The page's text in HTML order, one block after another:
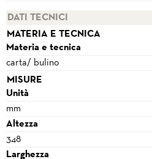
DATI TECNICI
MATERIA E TECNICA
Materia e tecnica
carta/ bulino
MISURE
Unità
mm
Altezza
348
Larghezza